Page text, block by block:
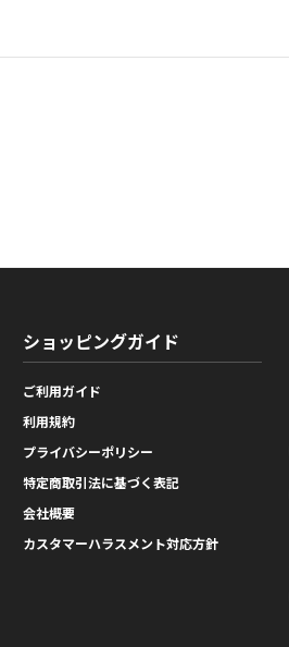
ショッピングガイド
ご利用ガイド
利用規約
プライバシーポリシー
特定商取引法に基づく表記
会社概要
カスタマーハラスメント対応方針